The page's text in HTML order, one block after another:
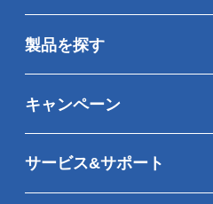
製品を探す
キャンペーン
サービス&サポート